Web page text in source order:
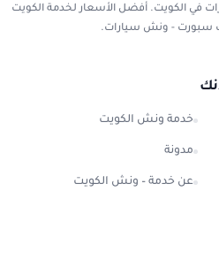
الكويت. أفضل الأسعار لخدمة الكويت
سبورت - ونش سيارات.
خدمة ونش الكويت
مدونة
عن خدمة – ونش الكويت